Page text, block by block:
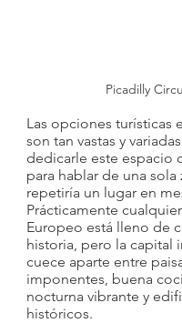
Picadilly
Las opciones turísticas
son tan vastas y
dedicarle este espacio
para hablar de una sola
repetiría un lugar en
Prácticamente
Europeo está lleno de
historia, pero la capital
cuece aparte entre
imponentes, buena
nocturna vibrante y
históricos.